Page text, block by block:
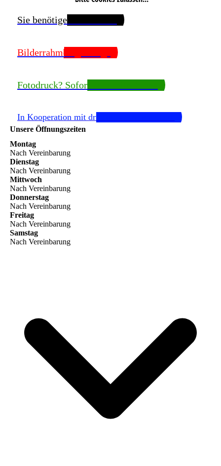
Sie benötigen Passfotos?
Bilderrahmen gefällig?
Fotodruck? Sofort zum mitnehmen
In Kooperation mit drucker-kalibrieren.com
Unsere Öffnungszeiten
Montag
Nach Vereinbarung
Dienstag
Nach Vereinbarung
Mittwoch
Nach Vereinbarung
Donnerstag
Nach Vereinbarung
Freitag
Nach Vereinbarung
Samstag
Nach Vereinbarung